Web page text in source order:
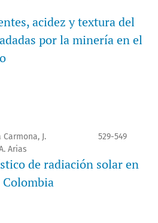
acidez y textura del
por la minería en el
J.
Arias
529-549
de radiación solar en